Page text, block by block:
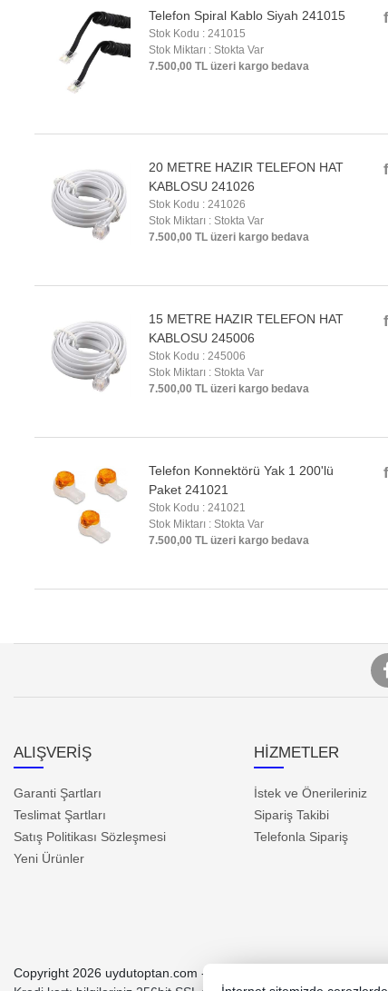
Telefon Spiral Kablo Siyah 241015
Stok Kodu : 241015
Stok Miktarı : Stokta Var
7.500,00 TL üzeri kargo bedava
20 METRE HAZIR TELEFON HAT
KABLOSU 241026
Stok Kodu : 241026
Stok Miktarı : Stokta Var
7.500,00 TL üzeri kargo bedava
15 METRE HAZIR TELEFON HAT
KABLOSU 245006
Stok Kodu : 245006
Stok Miktarı : Stokta Var
7.500,00 TL üzeri kargo bedava
Telefon Konnektörü Yak 1 200'lü
Paket 241021
Stok Kodu : 241021
Stok Miktarı : Stokta Var
7.500,00 TL üzeri kargo bedava
ALIŞVERİŞ
Garanti Şartları
Teslimat Şartları
Satış Politikası Sözleşmesi
Yeni Ürünler
HİZMETLER
İstek ve Önerileriniz
Sipariş Takibi
Telefonla Sipariş
Copyright 2026 uydutoptan.com - Tüm hakları saklıdır.